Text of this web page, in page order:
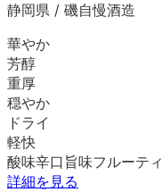
静岡県 / 磯自慢酒造
華やか
芳醇
重厚
穏やか
ドライ
軽快
酸味辛口 旨味フルーティ
詳細を見る